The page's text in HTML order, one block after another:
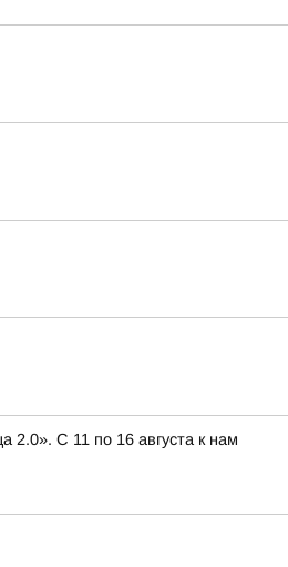
2.0». С 11 по 16 августа к нам